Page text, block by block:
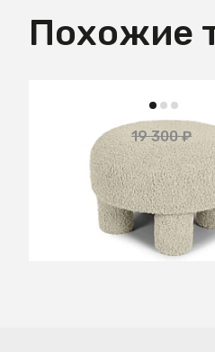
Похожие
17 370 ₽ 19 300 ₽
Пуф Creatica
В КОРЗИНУ